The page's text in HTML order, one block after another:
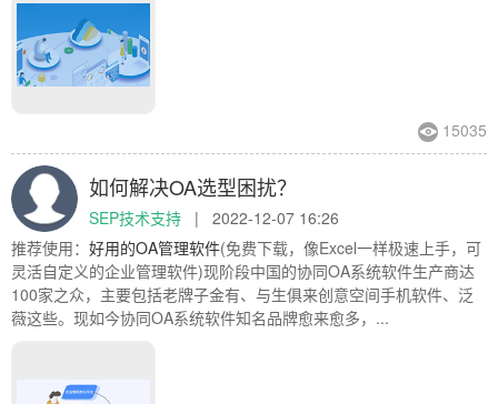
15035
如何解决OA选型困扰？
SEP技术支持 |
2022-12-07 16:26
推荐使用： 好用的OA管理软件(免费下载，像Excel一样极速上手，可
灵活自定义的企业管理软件)现阶段中国的协同OA系统软件生产商达
100家之众，主要包括老牌子金有、与生俱来创意空间手机软件、泛
薇这些。现如今协同OA系统软件知名品牌愈来愈多，...